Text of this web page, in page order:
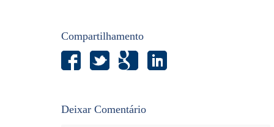
Compartilhamento
Deixar Comentário